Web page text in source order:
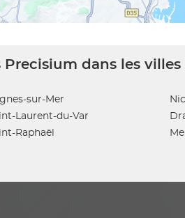
Precisium dans les
sur-Mer
Laurent-du-Var
Raphaël